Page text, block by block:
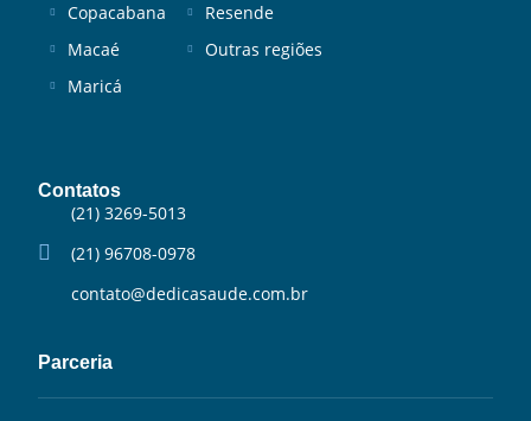
Copacabana
Macaé
Maricá
Resende
Outras regiões
Contatos
(21) 3269-5013
(21) 96708-0978
contato@dedicasaude.com.br
Parceria